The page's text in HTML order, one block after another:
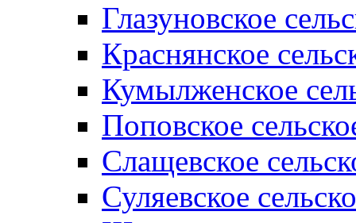
Глазуновское
Краснянское
Кумылженское
Поповское
Слащевское
Суляевское